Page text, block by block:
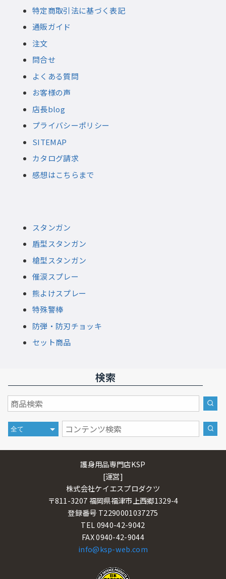
特定商取引法に基づく表記
通販ガイド
注文
問合せ
よくある質問
お客様の声
店長blog
プライバシーポリシー
SITEMAP
カタログ請求
感想はこちらまで
スタンガン
盾型スタンガン
槍型スタンガン
催涙スプレー
熊よけスプレー
特殊警棒
防弾・防刃チョッキ
セット商品
検索
護身用品専門店KSP
[運営]
株式会社ケイエスプロダクツ
〒811-3207 福岡県福津市上西郷1329-4
登録番号 T2290001037275
TEL 0940-42-9042
FAX 0940-42-9044
info@ksp-web.com